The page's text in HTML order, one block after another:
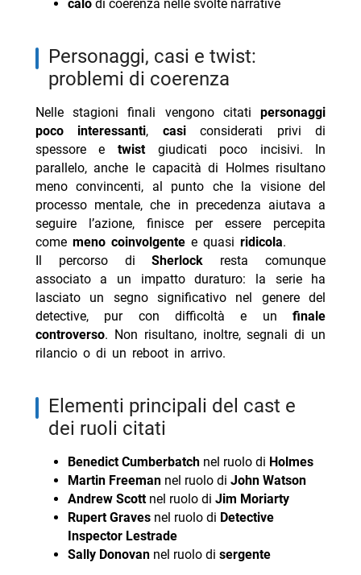
calodi coerenza nelle svolte narrative
personaggi, casi e twist:
problemi di coerenza
Nelle stagioni finali vengono citatipersonaggi
poco interessanti, casiconsiderati privi di
spessore e twistgiudicati poco incisivi. In
parallelo, anche le capacità di Holmes risultano
meno convincenti, al punto che la visione del
processo mentale, che in precedenza aiutava a
seguire l’azione, finisce per essere percepita
come meno coinvolgentee quasi ridicola.
Il percorso diSherlock resta comunque
associato a un impatto duraturo: la serie ha
lasciato un segno significativo nel genere del
detective, pur con difficoltà e unfinale
controverso. Non risultano, inoltre, segnali di un
rilancio o di un reboot in arrivo.
elementi principali del cast e
dei ruoli citati
Benedict Cumberbatchnel ruolo di Holmes
Martin Freemannel ruolo di John Watson
Andrew Scottnel ruolo di Jim Moriarty
Rupert Gravesnel ruolo di Detective
Inspector Lestrade
Sally Donovannel ruolo di sergente